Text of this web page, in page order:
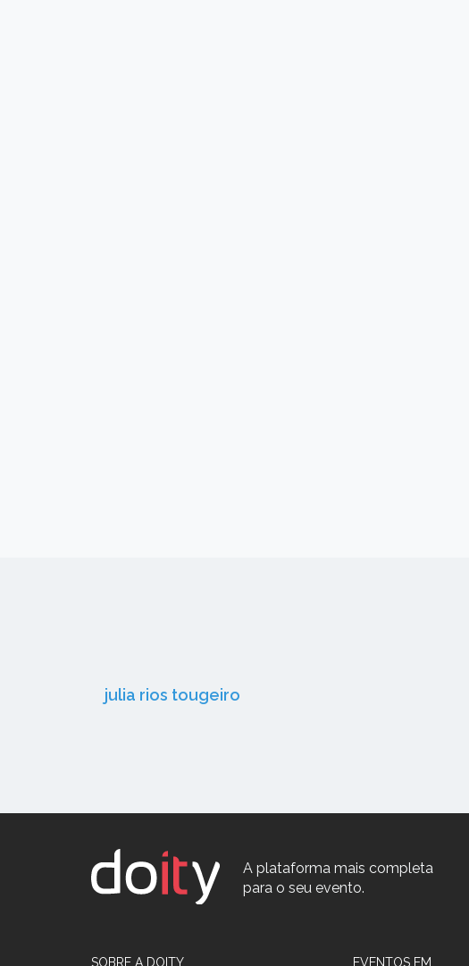
julia rios tougeiro
A plataforma mais completa
para o seu evento.
SOBRE A DOITY EVENTOS EM